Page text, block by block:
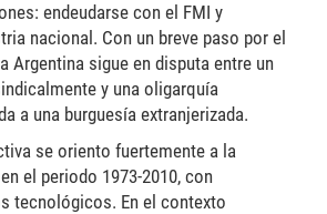
endeudarse con el FMI y
nacional. Con un breve paso por el
Argentina sigue en disputa entre un
y una oligarquía
a una burguesía extranjerizada.
se oriento fuertemente a la
el periodo 1973-2010, con
tecnológicos. En el contexto